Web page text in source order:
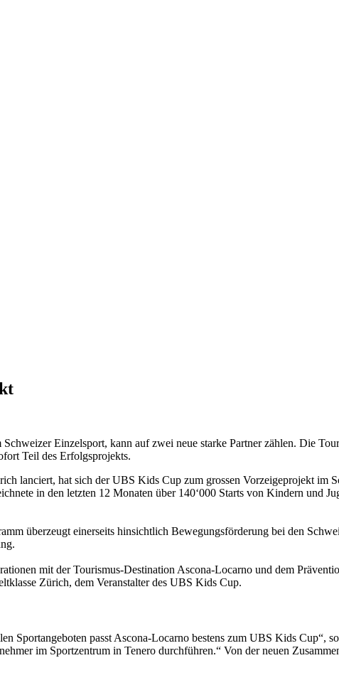
Einzelsport, kann auf zwei neue starke Partner zählen. Die
Teil des Erfolgsprojekts.
lanciert, hat sich der UBS Kids Cup zum grossen Vorzeigeprojekt
in den letzten 12 Monaten über 140‘000 Starts von Kindern und
überzeugt einerseits hinsichtlich Bewegungsförderung bei den
mit der Tourismus-Destination Ascona-Locarno und dem
Zürich, dem Veranstalter des UBS Kids Cup.
Sportangeboten passt Ascona-Locarno bestens zum UBS Kids Cup“,
im Sportzentrum in Tenero durchführen.“ Von der neuen